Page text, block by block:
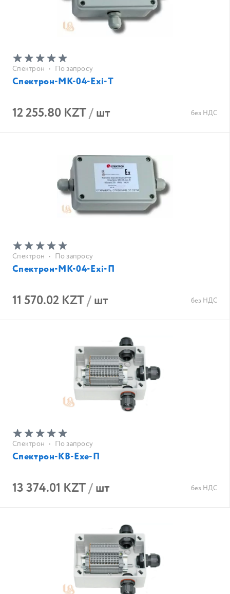
Спектрон • По запросу
Спектрон-МК-04-Exi-Т
12 255.80 KZT/шт без НДС
Спектрон • По запросу
Спектрон-МК-04-Exi-П
11 570.02 KZT/шт без НДС
Спектрон • По запросу
Спектрон-КВ-Exe-П
13 374.01 KZT/шт без НДС